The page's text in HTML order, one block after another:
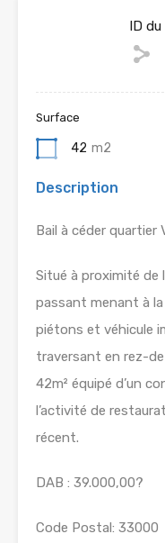
ID du
Surface
42 m2
Description
Bail à céder quartier
Situé à proximité de
passant menant à la
piétons et véhicule
traversant en rez-
42m² équipé d’un
l’activité de
récent.
DAB : 39.000,00?
Code Postal: 33000